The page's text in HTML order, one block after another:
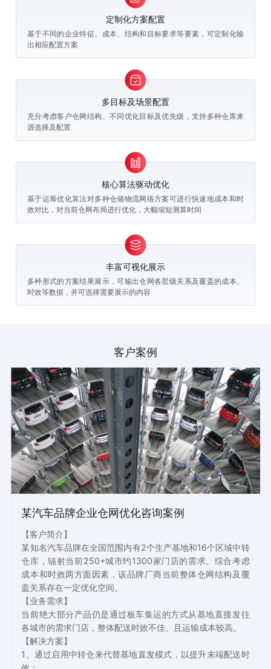
定制化方案配置
基于不同的企业特征、成本、结构和目标要求等要素，可定制化输
出相应配置方案
多目标及场景配置
充分考虑客户仓网结构、不同优化目标及优先级，支持多种仓库来
源选择及配置
核心算法驱动优化
基于运筹优化算法对多种仓储物流网络方案可进行快速地成本和时
效对比，对当前仓网布局进行优化，大幅缩短测算时间
丰富可视化展示
多种形式的方案结果展示，可输出仓网各层级关系及覆盖的成本、
时效等数据，并可选择需要展示的内容
客户案例
某汽车品牌企业仓网优化咨询案例
【客户简介】
某知名汽车品牌在全国范围内有2个生产基地和16个区域中转
仓库，辐射当前250+城市约1300家门店的需求。综合考虑
成本和时效两方面因素，该品牌厂商当前整体仓网结构及覆
盖关系存在一定优化空间。
【业务需求】
当前绝大部分产品仍是通过板车集运的方式从基地直接发往
各城市的需求门店，整体配送时效不佳、且运输成本较高。
【解决方案】
1、通过启用中转仓来代替基地直发模式，以提升末端配送时